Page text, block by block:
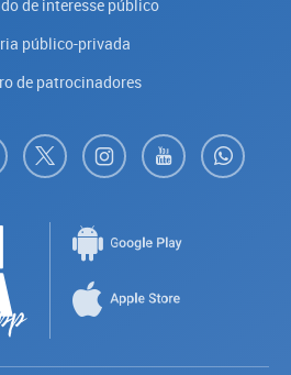
de interesse público
público-privada
de patrocinadores